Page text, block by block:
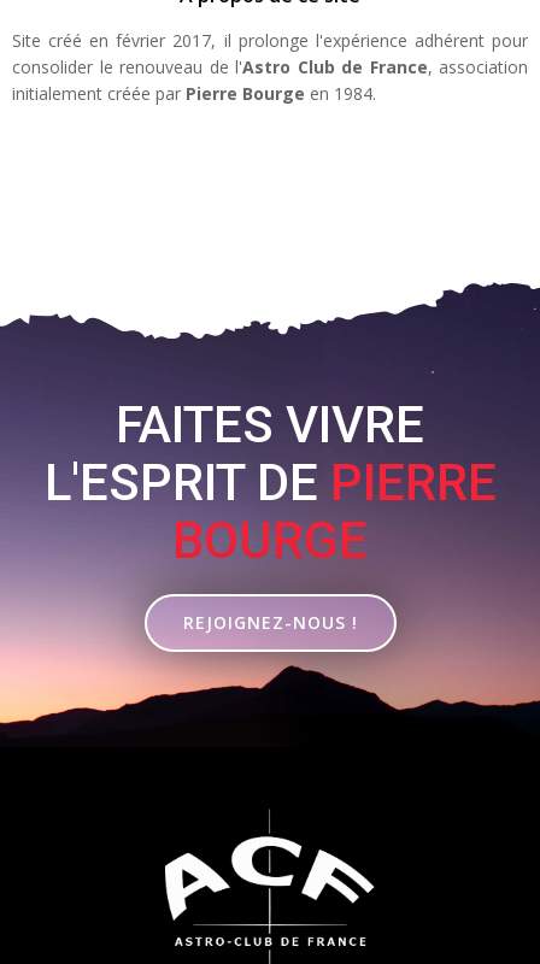
Site créé en février 2017, il prolonge l'expérience adhérent pour
consolider le renouveau de l'Astro Club de France, association
initialement créée par Pierre Bourge en 1984.
FAITES VIVRE
L'ESPRIT DE PIERRE
BOURGE
REJOIGNEZ-NOUS !